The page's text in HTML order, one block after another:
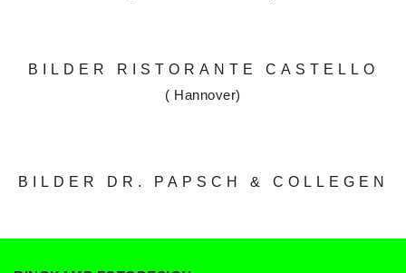
BILDER RISTORANTE CASTELLO
( Hannover)
BILDER DR. PAPSCH & COLLEGEN